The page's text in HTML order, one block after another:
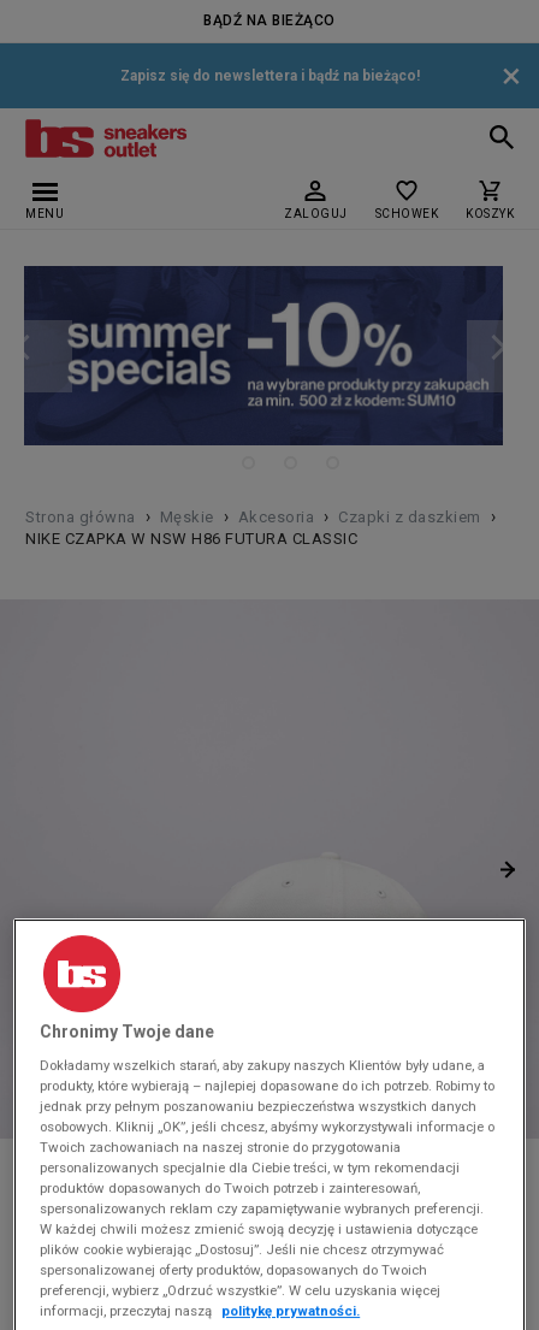
BĄDŹ NA BIEŻĄCO
Zapisz się do newslettera i bądź na bieżąco! ×
MENU ZALOGUJ SCHOWEK KOSZYK
Strona główna › Męskie › Akcesoria › Czapki z daszkiem ›
NIKE CZAPKA W NSW H86 FUTURA CLASSIC
NIKE CZAPKA W NSW H86 FUTURA CLASSIC
Produkt pochodzi z końcówek aktualnych kolekcji, ubiegłych
sezonów lub z ekspozycji.Szczegóły.
Chronimy Twoje dane
Dokładamy wszelkich starań, aby zakupy naszych Klientów były udane, a
produkty, które wybierają – najlepiej dopasowane do ich potrzeb. Robimy to
jednak przy pełnym poszanowaniu bezpieczeństwa wszystkich danych
osobowych. Kliknij „OK”, jeśli chcesz, abyśmy wykorzystywali informacje o
Twoich zachowaniach na naszej stronie do przygotowania
personalizowanych specjalnie dla Ciebie treści, w tym rekomendacji
produktów dopasowanych do Twoich potrzeb i zainteresowań,
spersonalizowanych reklam czy zapamiętywanie wybranych preferencji.
W każdej chwili możesz zmienić swoją decyzję i ustawienia dotyczące
plików cookie wybierając „Dostosuj”. Jeśli nie chcesz otrzymywać
spersonalizowanej oferty produktów, dopasowanych do Twoich
preferencji, wybierz „Odrzuć wszystkie”. W celu uzyskania więcej
informacji, przeczytaj naszą
politykę prywatności.